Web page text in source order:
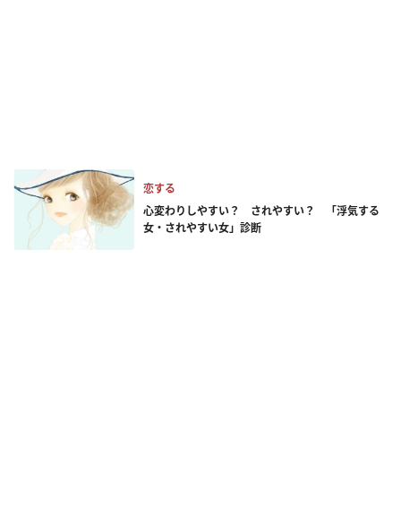
恋する
心変わりしやすい？ されやすい？ 「浮気する
女・されやすい女」診断